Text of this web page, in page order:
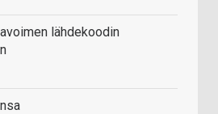
lähdekoodin